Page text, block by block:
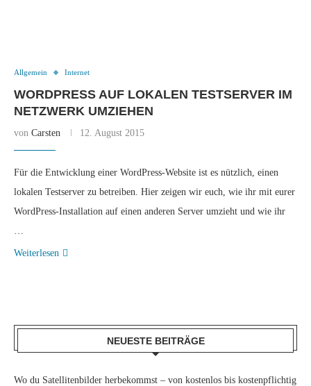
Allgemein Internet
WORDPRESS AUF LOKALEN TESTSERVER IM
NETZWERK UMZIEHEN
von Carsten 12. August 2015
Für die Entwicklung einer WordPress-Website ist es nützlich, einen
lokalen Testserver zu betreiben. Hier zeigen wir euch, wie ihr mit eurer
WordPress-Installation auf einen anderen Server umzieht und wie ihr
…
Weiterlesen
NEUESTE BEITRÄGE
Wo du Satellitenbilder herbekommst – von kostenlos bis kostenpflichtig